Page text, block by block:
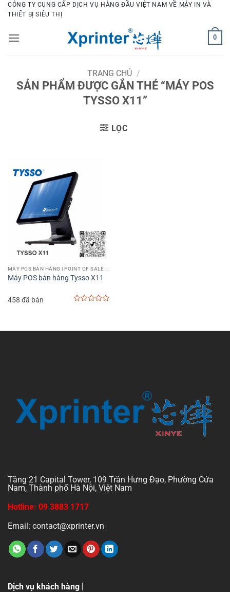
Bỏ
qua
dung
CÔNG TY CUNG CẤP DỊCH VỤ HÀNG ĐẦU VIỆT NAM VỀ MÁY IN VÀ
THIẾT BỊ SIÊU THỊ
0
TRANG CHỦ /
SẢN PHẨM ĐƯỢC GẮN THẺ “MÁY POS
TYSSO X11”
LỌC
Máy POS bán hàng Tysso X11
458 đã bán
5
Tầng 21 Capital Tower, 109 Trần Hưng Đạo, Phường Cửa
Nam, Thành phố Hà Nội, Việt Nam
Hotline: 09 3883 1717
Email: contact@xprinter.vn
Dịch vụ khách hàng |